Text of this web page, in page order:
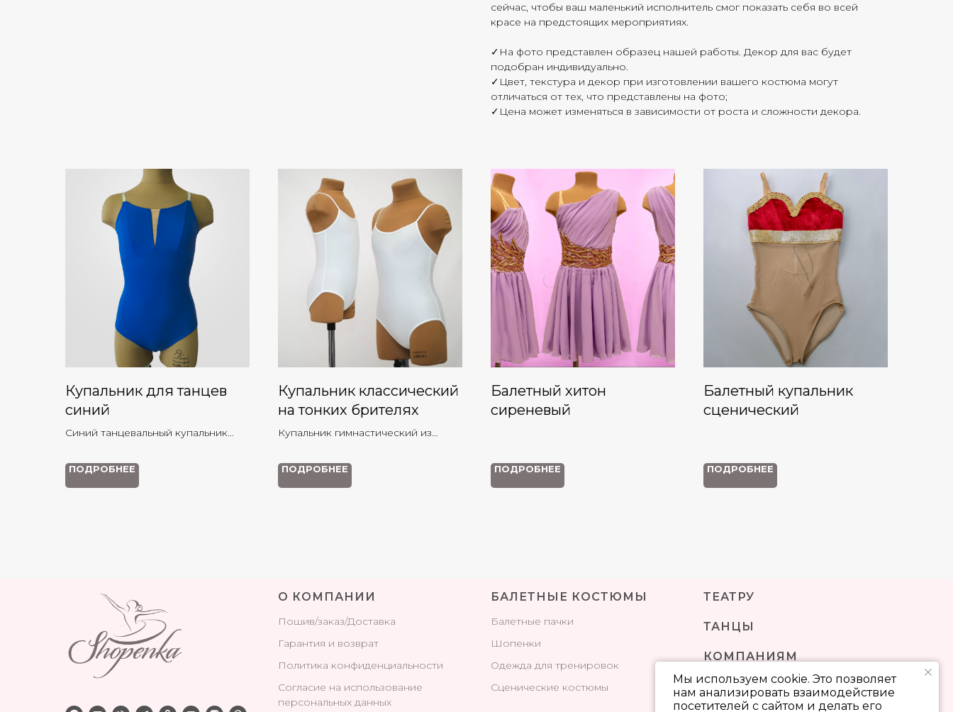
сейчас, чтобы ваш маленький исполнитель смог показать себя во всей
красе на предстоящих мероприятиях.
✓На фото представлен образец нашей работы. Декор для вас будет
подобран индивидуально.
✓Цвет, текстура и декор при изготовлении вашего костюма могут
отличаться от тех, что представлены на фото;
✓Цена может изменяться в зависимости от роста и сложности декора.
Купальник для танцев
синий
Синий танцевальный купальник
солнечный день, его яркий цвет
излучает энергию и изящество
ПОДРОБНЕЕ
Купальник классический
на тонких брителях
Купальник гимнастический из
матового оттенка. Идеально
подходит для занятий балетом,
хореографией и танцами.
ПОДРОБНЕЕ
Балетный хитон
сиреневый
ПОДРОБНЕЕ
Балетный купальник
сценический
ПОДРОБНЕЕ
Мы используем cookie. Это позволяет
нам анализировать взаимодействие
посетителей с сайтом и делать его
О КОМПАНИИ
Пошив/заказ/Доставка
Гарантия и возврат
Политика конфиденциальности
Согласие на использование
персональных данных
БАЛЕТНЫЕ КОСТЮМЫ
Балетные пачки
Шопенки
Одежда для тренировок
Сценические костюмы
ТЕАТРУ
ТАНЦЫ
КОМПАНИЯМ
КОНТАКТЫ